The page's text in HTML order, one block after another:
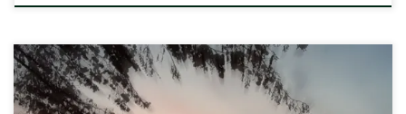
der Spielgemeinschaft
Herleshausen/Nesselröden/Ulfegrund (ehemals SG